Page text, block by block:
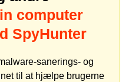
computer
SpyHunter
sanerings- og
til at hjælpe brugerne